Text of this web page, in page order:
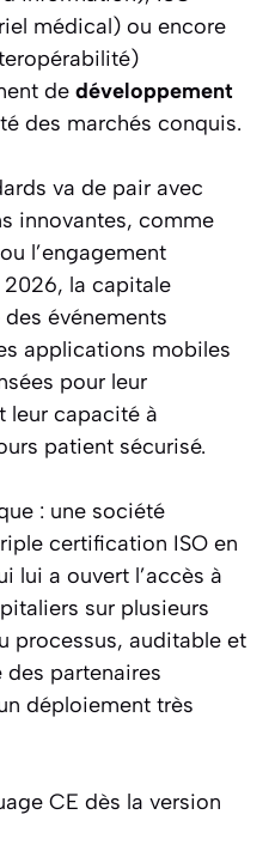
médical) ou encore
de développement
des marchés conquis.
va de pair avec
innovantes, comme
l’engagement
la capitale
événements
applications mobiles
pour leur
leur capacité à
patient sécurisé.
: une société
certification ISO en
lui a ouvert l’accès à
sur plusieurs
processus, auditable et
des partenaires
déploiement très
CE dès la version